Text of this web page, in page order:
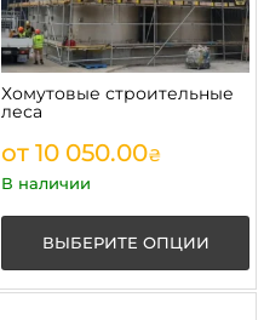
Хомутовые строительные
леса
от 10 050.00₴
В наличии
ВЫБЕРИТЕ ОПЦИИ